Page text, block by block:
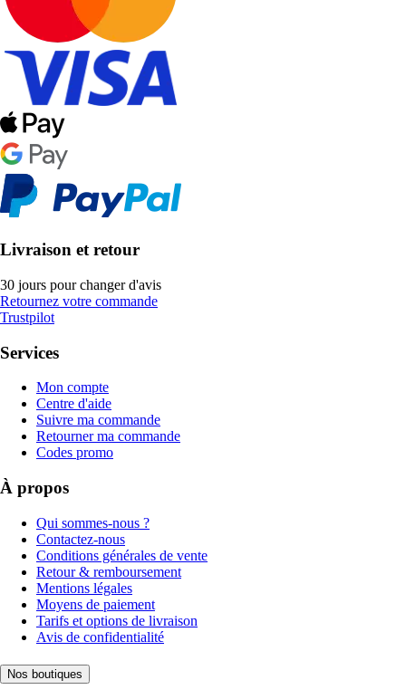
Livraison et retour
30 jours pour changer d'avis
Retournez votre commande
Trustpilot
Services
Mon compte
Centre d'aide
Suivre ma commande
Retourner ma commande
Codes promo
À propos
Qui sommes-nous ?
Contactez-nous
Conditions générales de vente
Retour & remboursement
Mentions légales
Moyens de paiement
Tarifs et options de livraison
Avis de confidentialité
Nos boutiques